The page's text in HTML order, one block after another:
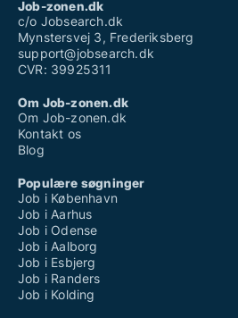
Job-zonen.dk
c/o Jobsearch.dk
Mynstersvej 3, Frederiksberg
support@jobsearch.dk
CVR: 39925311
Om Job-zonen.dk
Om Job-zonen.dk
Kontakt os
Blog
Populære søgninger
Job i København
Job i Aarhus
Job i Odense
Job i Aalborg
Job i Esbjerg
Job i Randers
Job i Kolding